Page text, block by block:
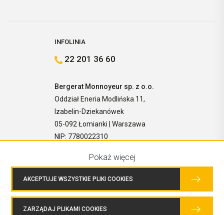
INFOLINIA
22 201 36 60
Bergerat Monnoyeur sp. z o.o.
Oddział Eneria Modlińska 11,
Izabelin-Dziekanówek
05-092 Łomianki | Warszawa
NIP: 7780022310
COPYRIGHTS © 2026 BERGERAT MONNOYEUR SP. Z O.O. WSZELKIE
Pokaż więcej
AKCEPTUJE WSZYSTKIE PLIKI COOKIES
ZARZĄDAJ PLIKAMI COOKIES